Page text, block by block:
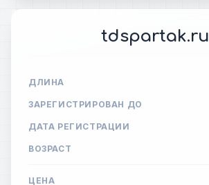
tdspartak.ru
ДЛИНА
ЗАРЕГИСТРИРОВАН ДО
ДАТА РЕГИСТРАЦИИ
ВОЗРАСТ
ЦЕНА